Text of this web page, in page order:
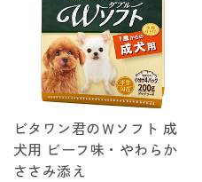
ビタワン君のＷソフト 成
犬用 ビーフ味・やわらか
ささみ添え